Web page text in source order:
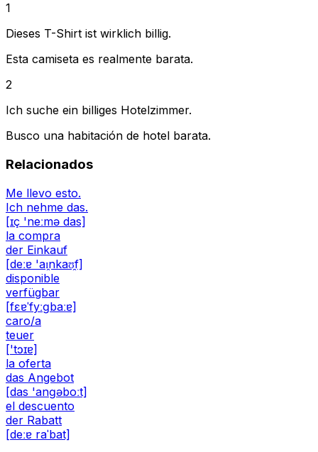
1
Dieses T-Shirt ist wirklich billig.
Esta camiseta es realmente barata.
2
Ich suche ein billiges Hotelzimmer.
Busco una habitación de hotel barata.
Relacionados
Me llevo esto.
Ich nehme das.
[ɪç 'neːmə das]
la compra
der Einkauf
[deːɐ 'aɪ̯nkaʊ̯f]
disponible
verfügbar
[fɛɐˈfyːɡbaːɐ]
caro/a
teuer
['tɔɪɐ]
la oferta
das Angebot
[das 'anɡəboːt]
el descuento
der Rabatt
[deːɐ raˈbat]